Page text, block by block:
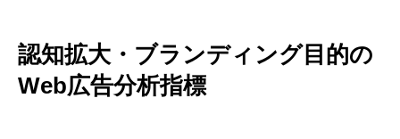
認知拡大・ブランディング目的の
Web広告分析指標